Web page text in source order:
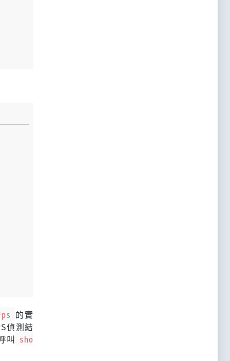
的實
偵測結
叫 sho